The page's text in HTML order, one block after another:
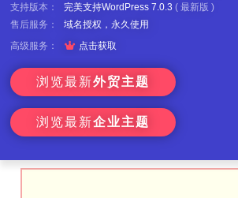
支持版本：
完美支持WordPress 7.0.3(最新版 )
售后服务：
域名授权，永久使用
高级服务：
 点击获取
浏览最新外贸主题
浏览最新企业主题